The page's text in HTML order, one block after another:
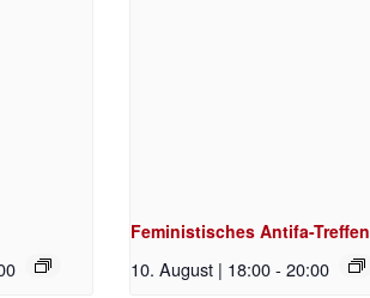
Feministisches Antifa-Treffen
10. August | 18:00- 20:00